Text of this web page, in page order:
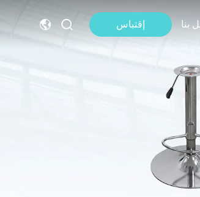
بنا إقتباس